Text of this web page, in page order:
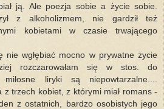
ją. Ale poezja sobie a życie sobie.
z alkoholizmem, nie gardził też
kobietami w czasie trwającego
nie wgłębiać mocno w prywatne życie
rozczarowałam się w stos. do
liryki są niepowtarzalne....
z trzech kobiet, z którymi miał romans -
z ostatnich, bardzo osobistych jego